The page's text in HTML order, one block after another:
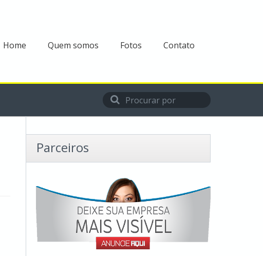
Home Quem somos Fotos Contato
Parceiros